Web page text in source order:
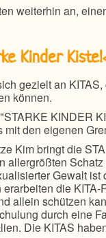
weiterhin an,
Kinder
gezielt an
können.
KINDER
mit den eigenen
Kim bringt die
allergrößten
Gewalt
erarbeiten die
allein schützen
durch eine
Die KITAS